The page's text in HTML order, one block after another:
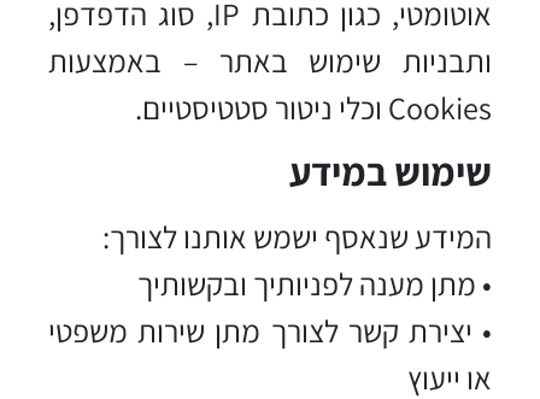
אוטומטי, כגון כתובת IP, סוג הדפדפן,
ותבניות שימוש באתר – באמצעות
Cookies וכלי ניטור סטטיסטיים.
שימוש במידע
המידע שנאסף ישמש אותנו לצורך:
• מתן מענה לפניותיך ובקשותיך
• יצירת קשר לצורך מתן שירות משפטי
או ייעוץ